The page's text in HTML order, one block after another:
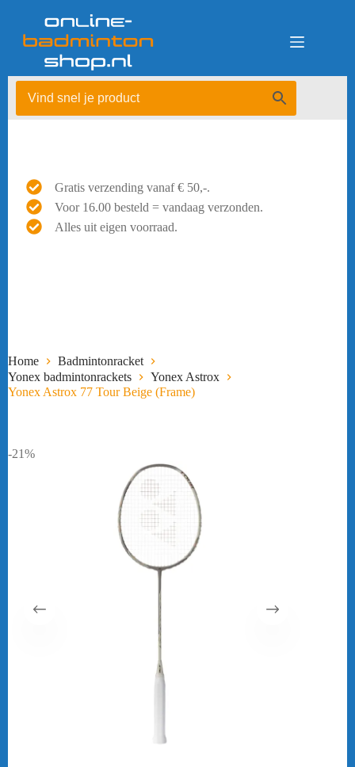
Gratis verzending vanaf € 50,-.
Voor 16.00 besteld = vandaag verzonden.
Alles uit eigen voorraad.
Home
Badmintonracket
Yonex badmintonrackets
Yonex Astrox
Yonex Astrox 77 Tour Beige (Frame)
-21%